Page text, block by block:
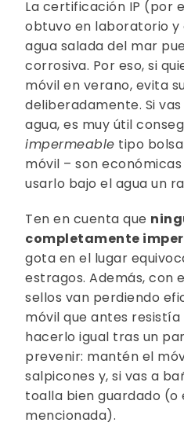
La certificación IP (por
obtuvo en laboratorio y
agua salada del mar
corrosiva. Por eso, si
móvil en verano, evita
deliberadamente. Si
agua, es muy útil
impermeable tipo
móvil – son
usarlo bajo el agua un
Ten en cuenta que
completamente
gota en el lugar
estragos. Además, con
sellos van perdiendo
móvil que antes
hacerlo igual tras un
prevenir: mantén el
salpicones y, si vas a
toalla bien guardado (o
mencionada).